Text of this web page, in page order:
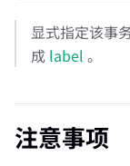
显式指定该事
成 label 。
注意事项